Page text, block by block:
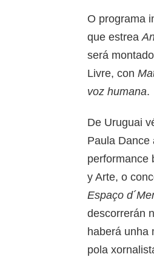
O programa
que estrea
será
Livre, con
voz humana.
De Uruguai
Paula Dance
performance
y Arte, o
Espaço
descorrerán
haberá unha
pola